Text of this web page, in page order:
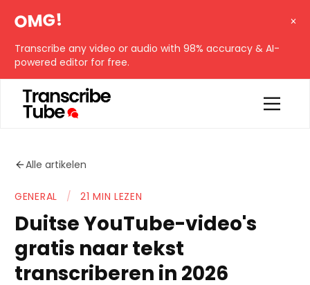
OMG!
Transcribe any video or audio with 98% accuracy & AI-
powered editor for free.
Alle artikelen
GENERAL / 21 MIN LEZEN
Duitse YouTube-video's
gratis naar tekst
transcriberen in 2026